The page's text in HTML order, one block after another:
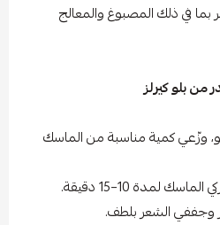
في ذلك المصبوغ والمعالج
بلو كيرلز
وزّعي كمية مناسبة من الماسك
لمدة 10–15 دقيقة.
وجففي الشعر بلطف.